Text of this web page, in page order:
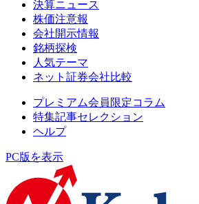
決算ニュース
株価注意報
会社開示情報
銘柄探検
人気テーマ
ネット証券会社比較
プレミアム会員限定コラム
特集記事セレクション
ヘルプ
PC版を表示